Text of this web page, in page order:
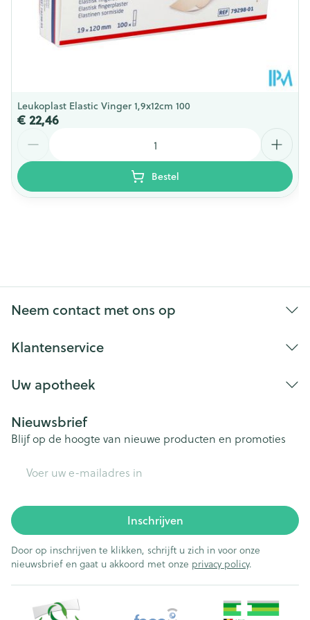
Leukoplast Elastic Vinger 1,9x12cm 100
€ 22,46
Bestel
Neem contact met ons op
Klantenservice
Uw apotheek
Nieuwsbrief
Blijf op de hoogte van nieuwe producten en promoties
Inschrijven
Door op inschrijven te klikken, schrijft u zich in voor onze
nieuwsbrief en gaat u akkoord met onze privacy policy.